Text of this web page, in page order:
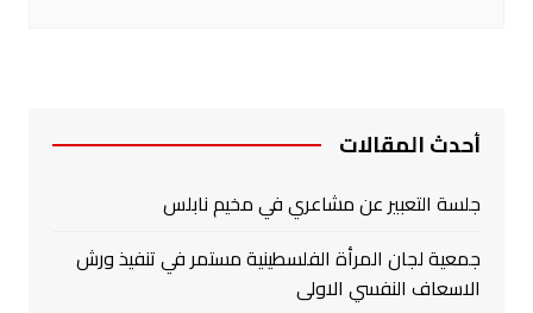
أحدث المقالات
جلسة التعبير عن مشاعري في مخيم نابلس
جمعية لجان المرأة الفلسطينية مستمر في تنفيذ ورش
الاسعاف النفسي الاولى